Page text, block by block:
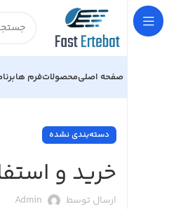
صفحه اصلیمحصولاتفرم ها
دسته‌بندی نشده
خرید و
ارسال توسط Admin